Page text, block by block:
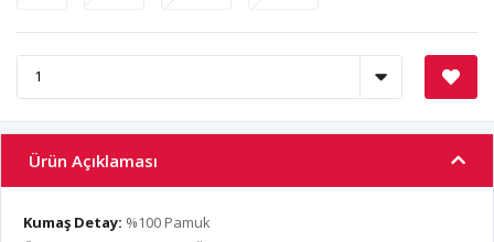
Ürün Açıklaması
Kumaş Detay: %100 Pamuk